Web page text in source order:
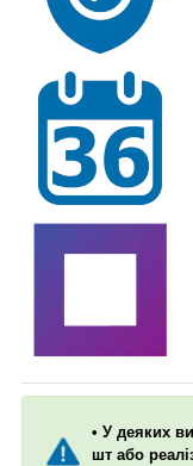
• У деяких
шт або